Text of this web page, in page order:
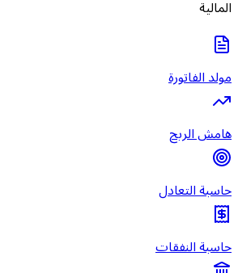
المالية
مولد الفاتورة
هامش الربح
حاسبة التعادل
حاسبة النفقات